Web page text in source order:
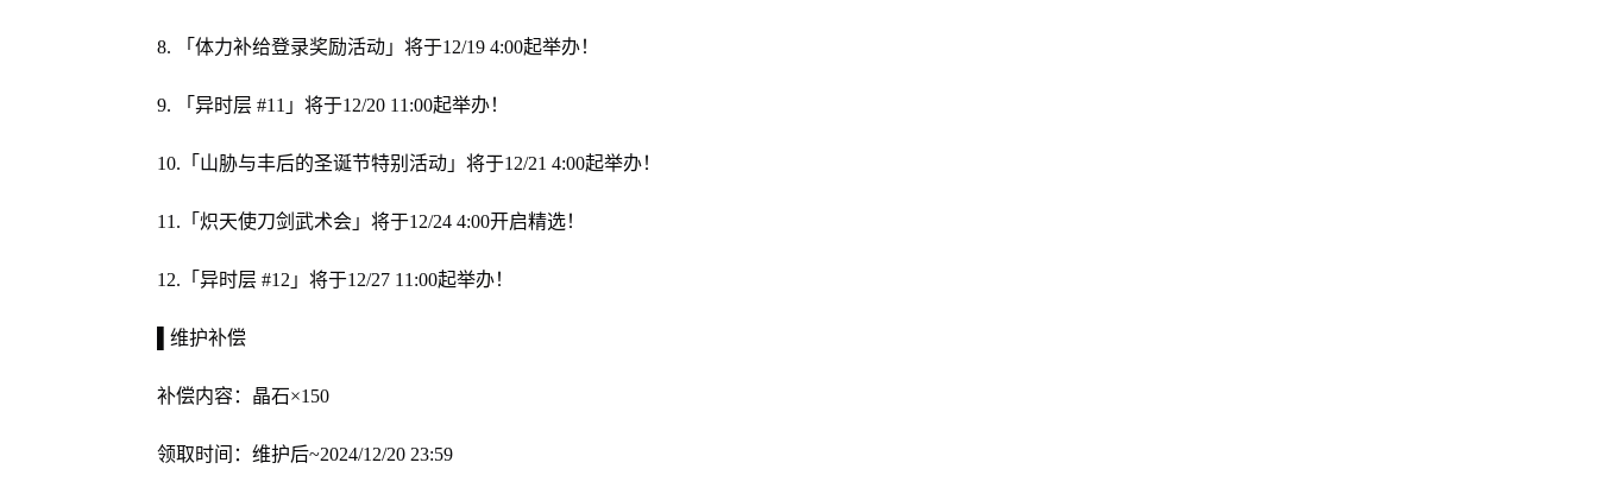
8. 「体力补给登录奖励活动」将于12/19 4:00起举办！
9. 「异时层 #11」将于12/20 11:00起举办！
10.「山胁与丰后的圣诞节特别活动」将于12/21 4:00起举办！
11.「炽天使刀剑武术会」将于12/24 4:00开启精选！
12.「异时层 #12」将于12/27 11:00起举办！
▌维护补偿
补偿内容：晶石×150
领取时间：维护后~2024/12/20 23:59